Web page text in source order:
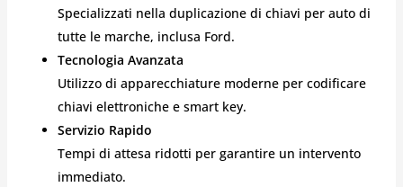
Specializzati nella duplicazione di chiavi per auto di
tutte le marche, inclusa Ford.
Tecnologia Avanzata
Utilizzo di apparecchiature moderne per codificare
chiavi elettroniche e smart key.
Servizio Rapido
Tempi di attesa ridotti per garantire un intervento
immediato.